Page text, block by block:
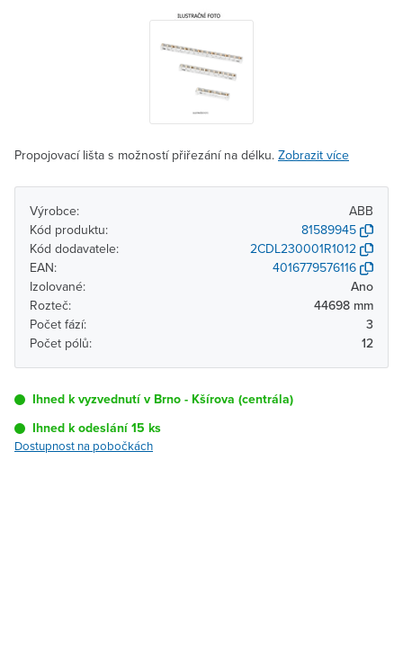
Propojovací lišta s možností přiřezání na délku. Zobrazit více
Výrobce:
ABB
Kód produktu:
81589945
Kód dodavatele:
2CDL230001R1012
EAN:
4016779576116
Izolované:
Ano
Rozteč:
44698 mm
Počet fází:
3
Počet pólů:
12
Ihned k vyzvednutí v Brno - Kšírova (centrála)
Ihned k odeslání 15 ks
Dostupnost na pobočkách